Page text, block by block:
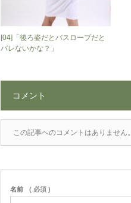
[04]「後ろ姿だとバスローブだと
バレないかな？」
コメント
この記事へのコメントはありません。
名前 ( 必須 )